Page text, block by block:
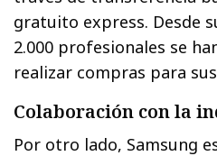
gratuito express. Desde
2.000 profesionales se
realizar compras para
Colaboración con la
Por otro lado, Samsung